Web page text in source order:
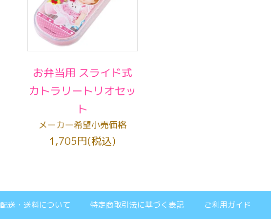
お弁当用 スライド式
カトラリートリオセッ
ト
メーカー希望小売価格
1,705円(税込)
配送・送料について 特定商取引法に基づく表記 ご利用ガイド